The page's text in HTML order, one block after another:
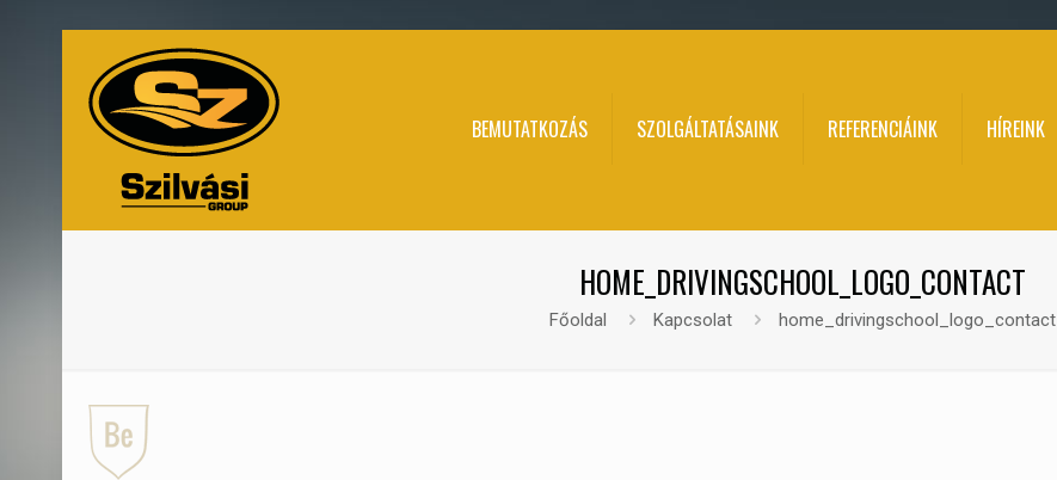
BEMUTATKOZÁS SZOLGÁLTATÁSAINK REFERENCIÁINK HÍREINK
HOME_DRIVINGSCHOOL_LOGO_CONTACT
Főoldal Kapcsolat home_drivingschool_logo_contact